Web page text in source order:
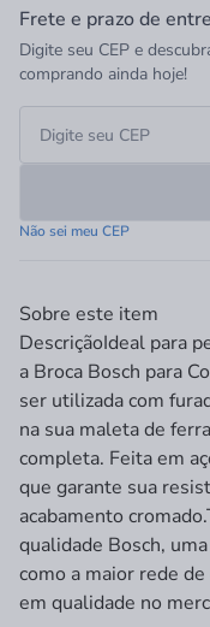
Frete e prazo de
Digite seu CEP e
comprando ainda hoje!
Não sei meu CEP
Sobre este item
DescriçãoIdeal para
a Broca Bosch para
ser utilizada com
na sua maleta de
completa. Feita em
que garante sua
acabamento
qualidade Bosch,
como a maior rede
em qualidade no